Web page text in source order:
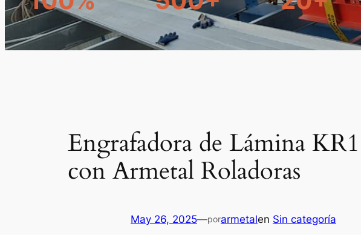
Engrafadora de Lámina
con Armetal Roladoras
May 26, 2025—porarmetalen Sin categoría